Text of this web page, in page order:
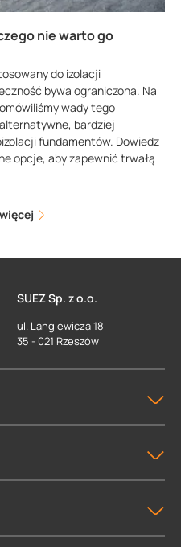
nie warto go
do izolacji
bywa ograniczona. Na
wady tego
bardziej
fundamentów. Dowiedz
opcje, aby zapewnić trwałą
SUEZ Sp. z o.o.
ul. Langiewicza 18
35 - 021 Rzeszów